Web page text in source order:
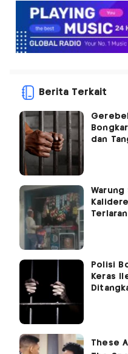
Berita Terkait
dan
Warung
Polisi
Keras